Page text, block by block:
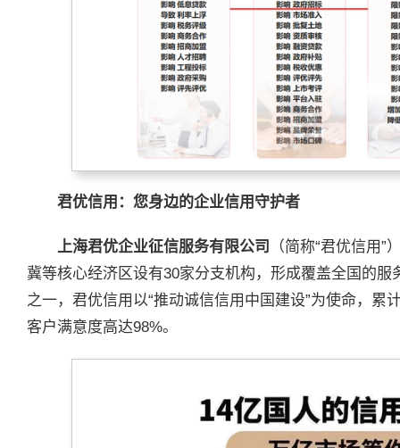
君优信用：您身边的企业信用守护者
上海君优企业征信服务有限公司
（简称“君优信用
冀等核心经济区设有30家分支机构，形成覆盖全国的
之一，君优信用以“推动诚信信用中国建设”为使命，累
客户满意度高达98%。